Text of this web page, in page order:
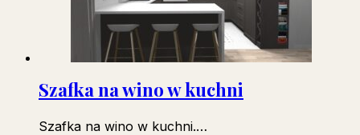
Szafka na wino w kuchni
Szafka na wino w kuchni.…